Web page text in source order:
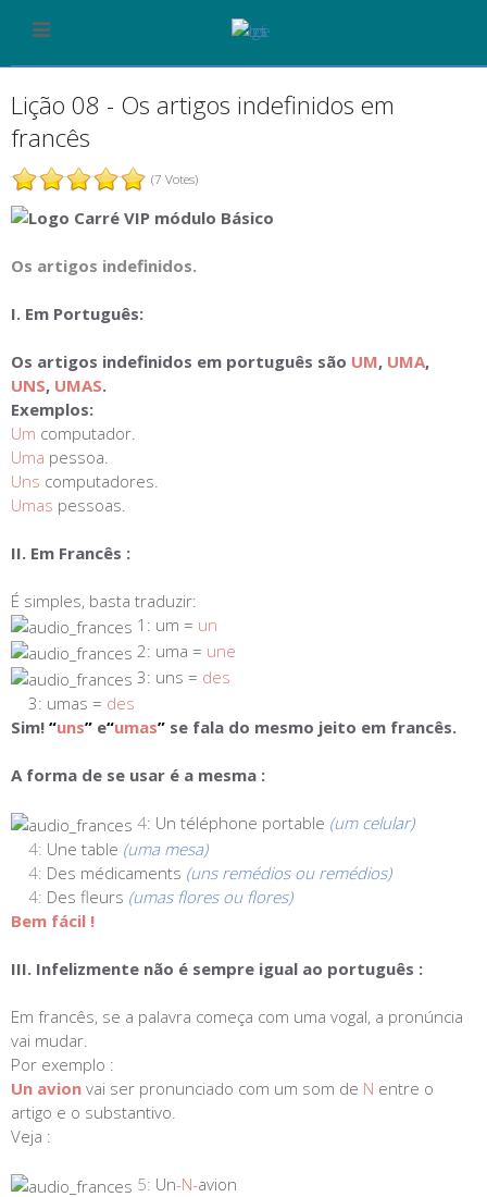
Lição 08 - Os artigos indefinidos em
francês
(7 Votes)
Os artigos indefinidos.
I. Em Português:
Os artigos indefinidos em português são UM, UMA,
UNS, UMAS.
Exemplos:
Um computador.
Uma pessoa.
Uns computadores.
Umas pessoas.
II. Em Francês :
É simples, basta traduzir:
1: um = un
2: uma = une
3: uns = des
3: umas = des
Sim! “uns” e“umas” se fala do mesmo jeito em francês.
A forma de se usar é a mesma :
4: Un téléphone portable (um celular)
4: Une table (uma mesa)
4: Des médicaments (uns remédios ou remédios)
4: Des fleurs (umas flores ou flores)
Bem fácil !
III. Infelizmente não é sempre igual ao português :
Em francês, se a palavra começa com uma vogal, a pronúncia
vai mudar.
Por exemplo :
Un avion vai ser pronunciado com um som de N entre o
artigo e o substantivo.
Veja :
5: Un-N-avion